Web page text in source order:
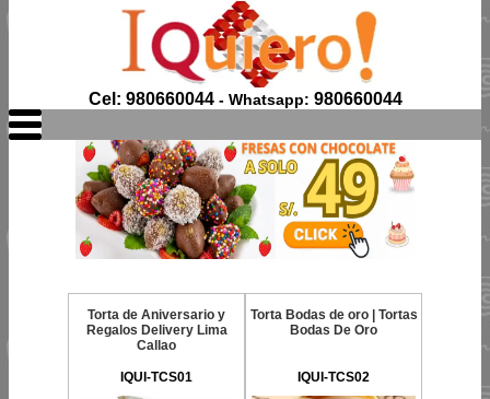
Cel: 980660044- Whatsapp: 980660044
Torta de Aniversario y
Regalos Delivery Lima
Callao
IQUI-TCS01
Torta Bodas de oro | Tortas
Bodas De Oro
IQUI-TCS02